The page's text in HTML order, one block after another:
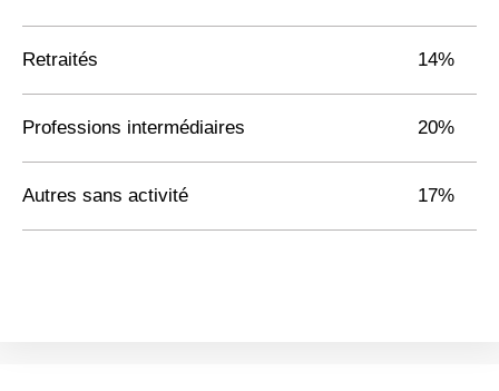
Retraités 14%
Professions intermédiaires 20%
Autres sans activité 17%